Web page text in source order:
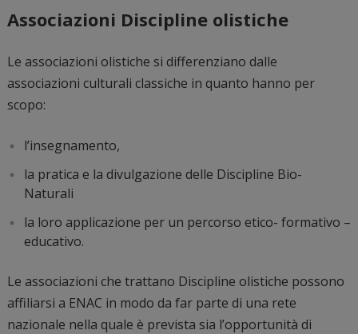
Associazioni Discipline olistiche
Le associazioni olistiche si differenziano dalle
associazioni culturali classiche in quanto hanno per
scopo:
l’insegnamento,
la pratica e la divulgazione delle Discipline Bio-
Naturali
la loro applicazione per un percorso etico- formativo –
educativo.
Le associazioni che trattano Discipline olistiche possono
affiliarsi a ENAC in modo da far parte di una rete
nazionale nella quale è prevista sia l’opportunità di